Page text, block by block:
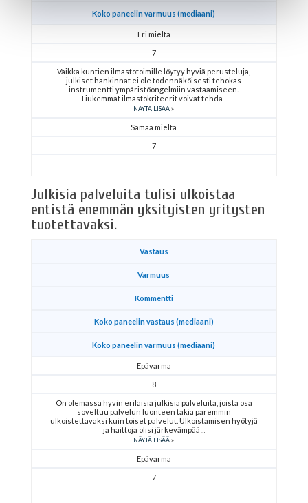
Koko paneelin varmuus (mediaani)
Eri mieltä
7
Vaikka kuntien ilmastotoimille löytyy hyviä perusteluja,
julkiset hankinnat ei ole todennäköisesti tehokas
instrumentti ympäristöongelmiin vastaamiseen.
Tiukemmat ilmastokriteerit voivat tehdä
NÄYTÄ LISÄÄ
Samaa mieltä
7
Julkisia palveluita tulisi ulkoistaa
entistä enemmän yksityisten yritysten
tuotettavaksi.
Vastaus
Varmuus
Kommentti
Koko paneelin vastaus (mediaani)
Koko paneelin varmuus (mediaani)
Epävarma
8
On olemassa hyvin erilaisia julkisia palveluita, joista osa
soveltuu palvelun luonteen takia paremmin
ulkoistettavaksi kuin toiset palvelut. Ulkoistamisen hyötyjä
ja haittoja olisi järkevämpää
NÄYTÄ LISÄÄ
Epävarma
7